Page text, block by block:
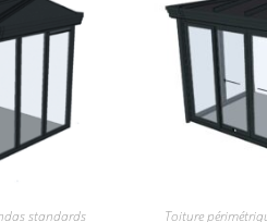
standards Toiture